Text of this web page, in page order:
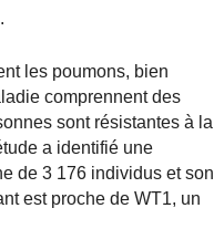
les poumons, bien
comprennent des
sont résistantes à la
a identifié une
de 3 176 individus et son
est proche de WT1, un